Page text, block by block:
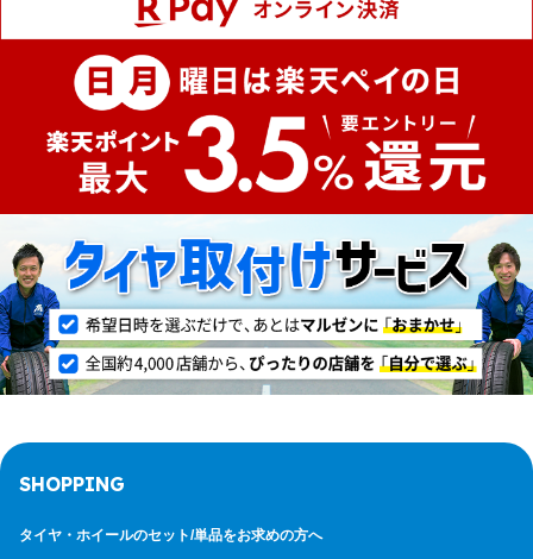
SHOPPING
タイヤ・ホイールのセット/単品をお求めの方へ